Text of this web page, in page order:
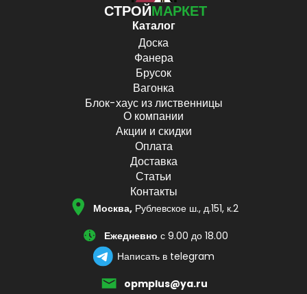
СТРОЙМАРКЕТ
Каталог
Доска
Фанера
Брусок
Вагонка
Блок-хаус из лиственницы
О компании
Акции и скидки
Оплата
Доставка
Статьи
Контакты
Москва, Рублевское ш., д.151, к.2
Ежедневно с 9.00 до 18.00
Написать в telegram
opmplus@ya.ru